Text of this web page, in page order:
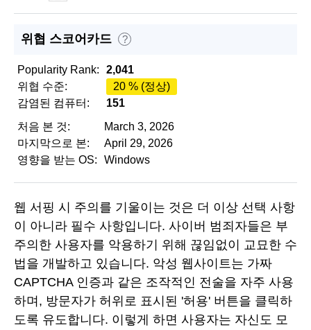
위협 스코어카드 ?
Popularity Rank:
2,041
위협 수준:
20 % (정상)
감염된 컴퓨터:
151
처음 본 것:
March 3, 2026
마지막으로 본:
April 29, 2026
영향을 받는 OS:
Windows
웹 서핑 시 주의를 기울이는 것은 더 이상 선택 사항
이 아니라 필수 사항입니다. 사이버 범죄자들은 부
주의한 사용자를 악용하기 위해 끊임없이 교묘한 수
법을 개발하고 있습니다. 악성 웹사이트는 가짜
CAPTCHA 인증과 같은 조작적인 전술을 자주 사용
하며, 방문자가 허위로 표시된 '허용' 버튼을 클릭하
도록 유도합니다. 이렇게 하면 사용자는 자신도 모